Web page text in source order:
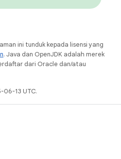
ini tunduk kepada lisensi yang
. Java dan OpenJDK adalah merek
dari Oracle dan/atau
06-13 UTC.